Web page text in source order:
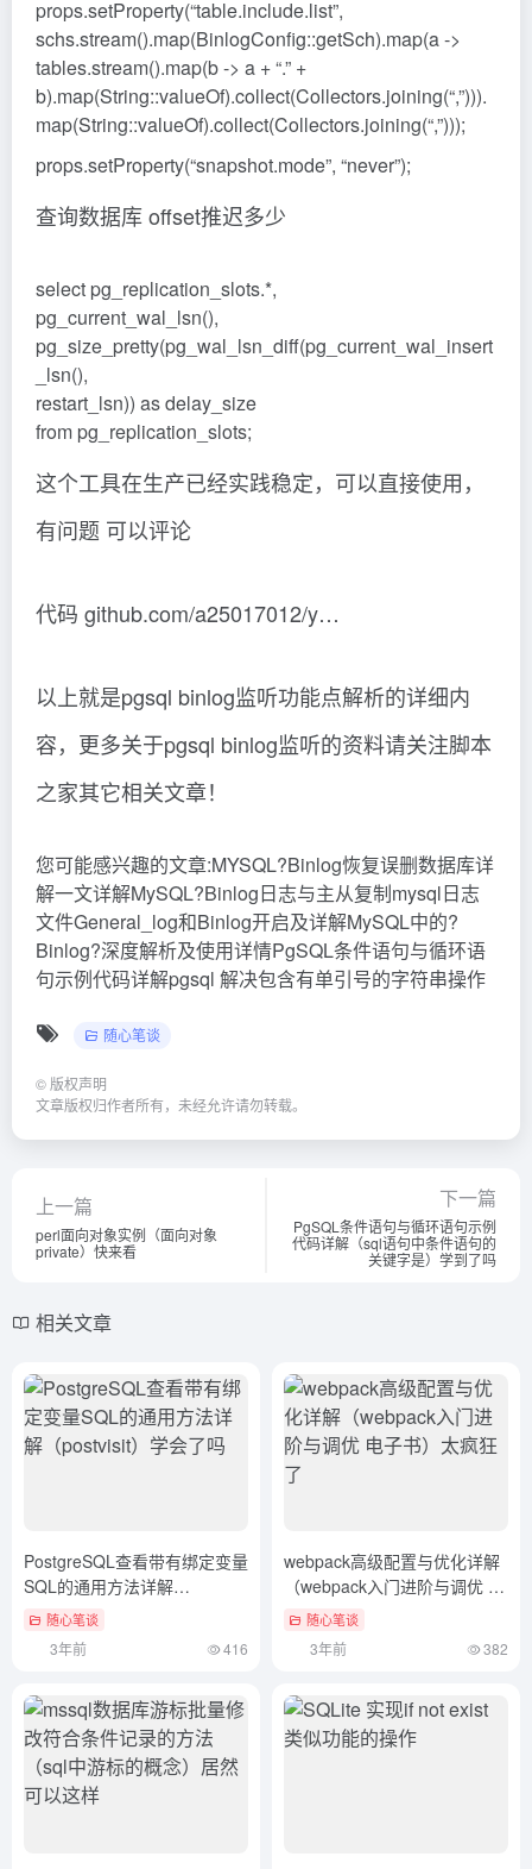
props.setProperty(“table.include.list”,
schs.stream().map(BinlogConfig::getSch).map(a ->
tables.stream().map(b -> a + “.” +
b).map(String::valueOf).collect(Collectors.joining(“,”))).
map(String::valueOf).collect(Collectors.joining(“,”)));
props.setProperty(“snapshot.mode”, “never”);
查询数据库 offset推迟多少
select pg_replication_slots.*,
pg_current_wal_lsn(),
pg_size_pretty(pg_wal_lsn_diff(pg_current_wal_insert
_lsn(),
restart_lsn)) as delay_size
from pg_replication_slots;
这个工具在生产已经实践稳定，可以直接使用，
有问题 可以评论
代码 github.com/a25017012/y…
以上就是pgsql binlog监听功能点解析的详细内
容，更多关于pgsql binlog监听的资料请关注脚本
之家其它相关文章！
您可能感兴趣的文章:MYSQL?Binlog恢复误删数据库详
解一文详解MySQL?Binlog日志与主从复制mysql日志
文件General_log和Binlog开启及详解MySQL中的?
Binlog?深度解析及使用详情PgSQL条件语句与循环语
句示例代码详解pgsql 解决包含有单引号的字符串操作
随心笔谈
© 版权声明
文章版权归作者所有，未经允许请勿转载。
上一篇
perl面向对象实例（面向对象
private）快来看
下一篇
PgSQL条件语句与循环语句示例
代码详解（sql语句中条件语句的
关键字是）学到了吗
相关文章
PostgreSQL查看带有绑定变量
SQL的通用方法详解
（postvisit）学会了吗
随心笔谈
3年前 416
webpack高级配置与优化详解
（webpack入门进阶与调优 电
子书）太疯狂了
随心笔谈
3年前 382